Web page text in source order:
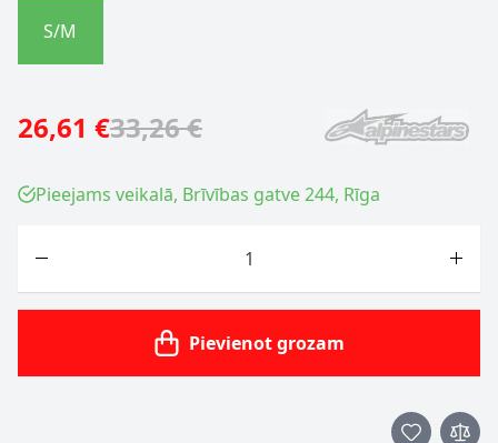
S/M
26,61 €33,26 €
Pieejams veikalā, Brīvības gatve 244, Rīga
Pievienot grozam